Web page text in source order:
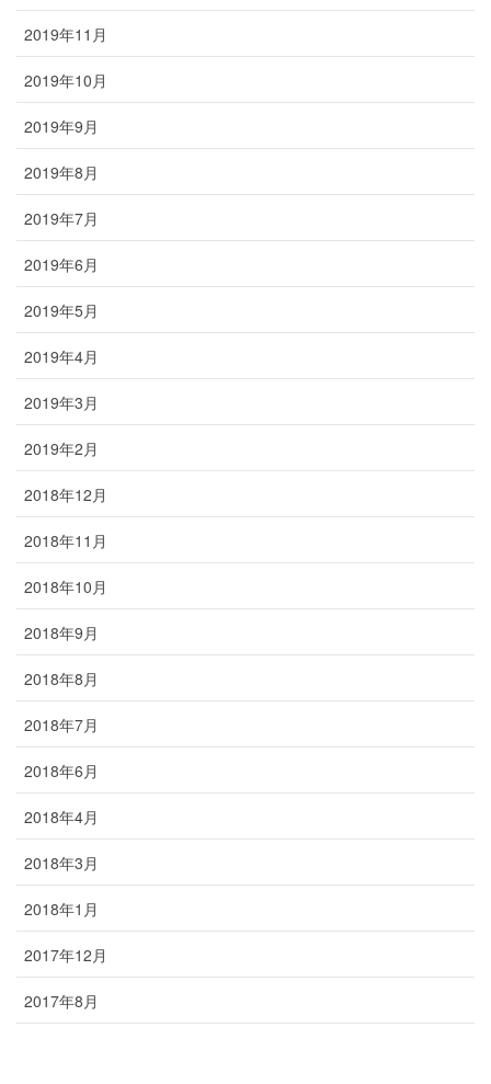
2019年11月
2019年10月
2019年9月
2019年8月
2019年7月
2019年6月
2019年5月
2019年4月
2019年3月
2019年2月
2018年12月
2018年11月
2018年10月
2018年9月
2018年8月
2018年7月
2018年6月
2018年4月
2018年3月
2018年1月
2017年12月
2017年8月